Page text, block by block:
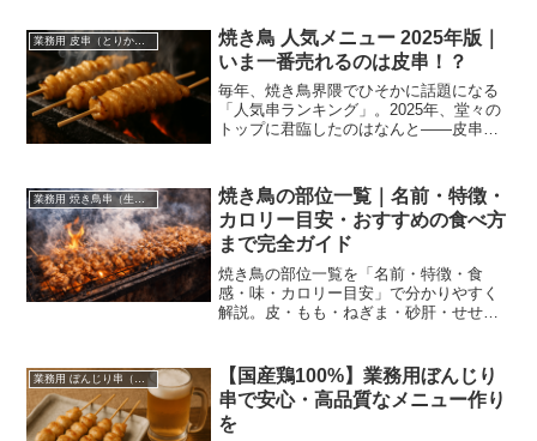
業務用 皮串（とりかわ串）仕入れ・卸
焼き鳥 人気メニュー 2025年版｜
いま一番売れるのは皮串！？
毎年、焼き鳥界隈でひそかに話題になる
「人気串ランキング」。2025年、堂々の
トップに君臨したのはなんと――皮串。
業務用 焼き鳥串（生串・未加熱・国産鶏）仕入れ
焼き鳥の部位一覧｜名前・特徴・
カロリー目安・おすすめの食べ方
まで完全ガイド
焼き鳥の部位一覧を「名前・特徴・食
感・味・カロリー目安」で分かりやすく
解説。皮・もも・ねぎま・砂肝・せせ
すめ、FAQ（構造化）と業務用仕入れの
内部リンク付き。
【国産鶏100%】業務用ぼんじり
串で安心・高品質なメニュー作り
を